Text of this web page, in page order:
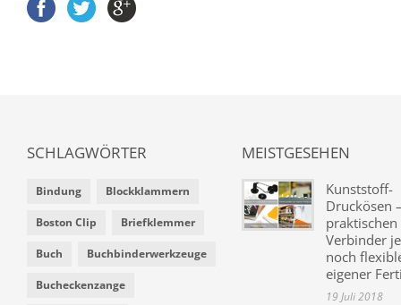
SCHLAGWÖRTER
Bindung Blockklammern
Boston Clip Briefklemmer
Buch Buchbinderwerkzeuge
Bucheckenzange
MEISTGESEHEN
Kunststoff-
Druckösen
praktischen
Verbinder
noch
eigener
19 Juli 2018